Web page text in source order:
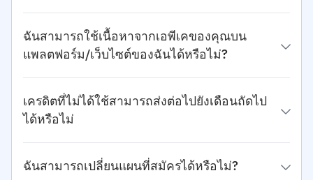
ฉันสามารถใช้เนื้อหาจากเอพีเคของคุณบน
แพลตฟอร์ม/เว็บไซต์ของฉันได้หรือไม่?
เครดิตที่ไม่ได้ใช้สามารถส่งต่อไปยังเดือนถัดไป
ได้หรือไม่
ฉันสามารถเปลี่ยนแผนที่สมัครได้หรือไม่?